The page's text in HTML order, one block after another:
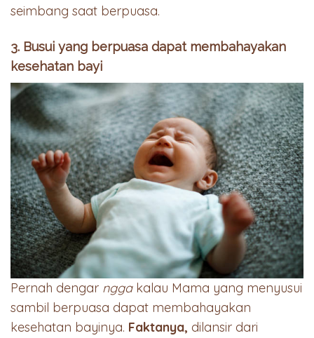
seimbang saat berpuasa.
3. Busui yang berpuasa dapat membahayakan
kesehatan bayi
Pernah dengar ngga kalau Mama yang menyusui
sambil berpuasa dapat membahayakan
kesehatan bayinya. Faktanya, dilansir dari